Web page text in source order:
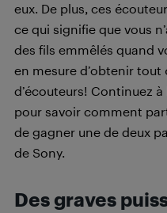
eux. De plus, ces
ce qui signifie que vous
des fils emmêlés quand
en mesure d’obtenir
d’écouteurs! Continuez
pour savoir comment
de gagner une de deux
de Sony.
Des graves